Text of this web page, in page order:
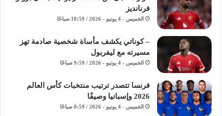
فرنانديز
الخميس - 4 يونيو - 2026 / 10:59 صباحًا
– كوناتي يكشف مأساة شخصية صادمة تهز
مسيرته مع ليفربول
الخميس - 4 يونيو - 2026 / 9:59 صباحًا
فرنسا تتصدر ترتيب منتخبات كأس العالم
2026 وإسبانيا وصيفًا
الخميس - 4 يونيو - 2026 / 8:59 صباحًا